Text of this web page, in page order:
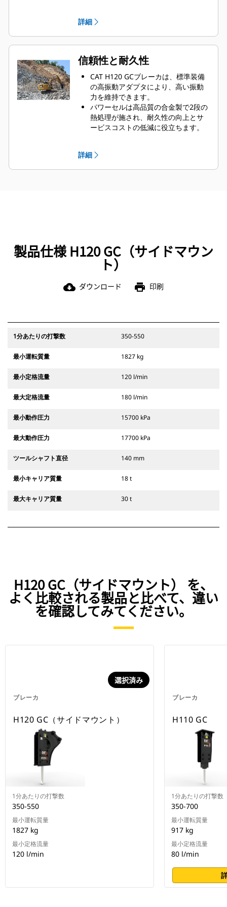
きます。
日常のツールの点検と給脂ポイント
へのアクセスは、依然として機械に
ブレーカがマウントされた状態で地
上から行うことができます。
接続ハードウェアが強化され、ボル
ト締付けプロセスが容易になったこ
とで、接合部がより強力になり、耐
久性が向上し、ブレーカの寿命の延
長に寄与します。
詳細
信頼性と耐久性
CAT H120 GCブレーカは、標準装備
の高振動アダプタにより、高い振動
力を維持できます。
パワーセルは高品質の合金製で2段の
熱処理が施され、耐久性の向上とサ
ービスコストの低減に役立ちます。
の休車時間を短縮します。
CATブレーカラインキットではリター
詳細
製品仕様 H120 GC（サイドマウン
ト）
cloud_download ダウンロード print 印刷
1分あたりの打撃数 350-550
最小運転質量 1827 kg
最小定格流量 120 l/min
最大定格流量 180 l/min
最小動作圧力 15700 kPa
最大動作圧力 17700 kPa
ツールシャフト直径 140 mm
最小キャリア質量 18 t
最大キャリア質量 30 t
H120 GC（サイドマウント） を、
よく比較される製品と比べて、違い
を確認してみてください。
ブレーカ
選択済み
H120 GC（サイドマウント）
1分あたりの打撃数
350-550
最小運転質量
1827 kg
最小定格流量
120 l/min
ブレーカ
H110 GC
1分あたりの打撃数
350-700
最小運転質量
917 kg
最小定格流量
80 l/min